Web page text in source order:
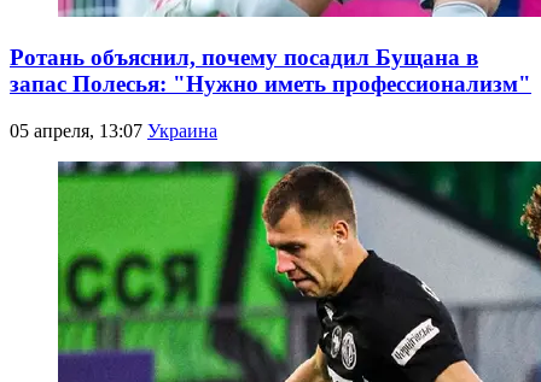
Ротань объяснил, почему посадил Бущана в
запас Полесья: "Нужно иметь профессионализм"
05 апреля, 13:07 Украина